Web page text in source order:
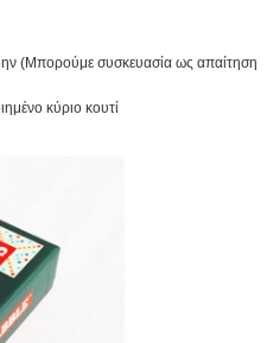
(Μπορούμε συσκευασία ως απαίτηση
κύριο κουτί